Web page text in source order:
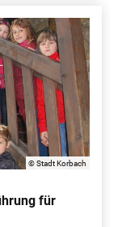
© Stadt Korbach
für